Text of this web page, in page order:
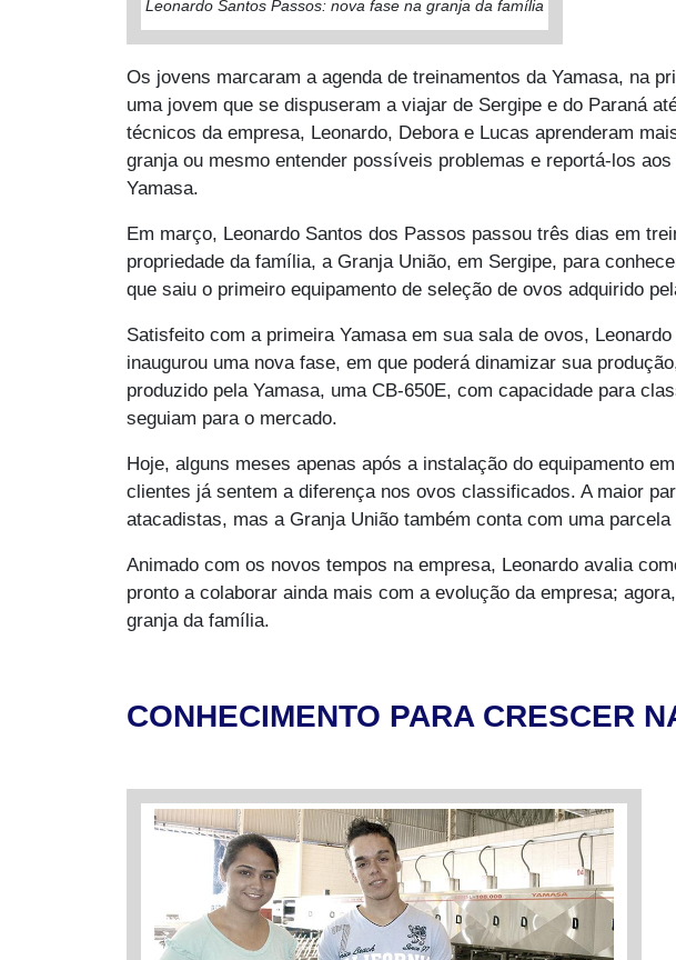
Leonardo Santos Passos: nova fase na granja da família
Os jovens marcaram a agenda de treinamentos da Yamasa, na
uma jovem que se dispuseram a viajar de Sergipe e do Paraná
técnicos da empresa, Leonardo, Debora e Lucas aprenderam
granja ou mesmo entender possíveis problemas e reportá-los
Yamasa.
Em março, Leonardo Santos dos Passos passou três dias em
propriedade da família, a Granja União, em Sergipe, para
que saiu o primeiro equipamento de seleção de ovos adquirido
Satisfeito com a primeira Yamasa em sua sala de ovos,
inaugurou uma nova fase, em que poderá dinamizar sua
produzido pela Yamasa, uma CB-650E, com capacidade para
seguiam para o mercado.
Hoje, alguns meses apenas após a instalação do equipamento
clientes já sentem a diferença nos ovos classificados. A maior
atacadistas, mas a Granja União também conta com uma
Animado com os novos tempos na empresa, Leonardo avalia
pronto a colaborar ainda mais com a evolução da empresa;
granja da família.
CONHECIMENTO PARA CRESCER